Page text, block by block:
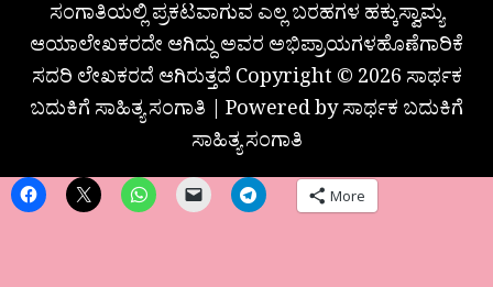
ಸಂಗಾತಿಯಲ್ಲಿ ಪ್ರಕಟವಾಗುವ ಎಲ್ಲ ಬರಹಗಳ ಹಕ್ಕುಸ್ವಾಮ್ಯ
ಆಯಾಲೇಖಕರದೇ ಆಗಿದ್ದು ಅವರ ಅಭಿಪ್ರಾಯಗಳಹೊಣೆಗಾರಿಕೆ
ಸದರಿ ಲೇಖಕರದೆ ಆಗಿರುತ್ತದೆ Copyright © 2026 ಸಾರ್ಥಕ
ಬದುಕಿಗೆ ಸಾಹಿತ್ಯ ಸಂಗಾತಿ | Powered by ಸಾರ್ಥಕ ಬದುಕಿಗೆ
ಸಾಹಿತ್ಯ ಸಂಗಾತಿ
More